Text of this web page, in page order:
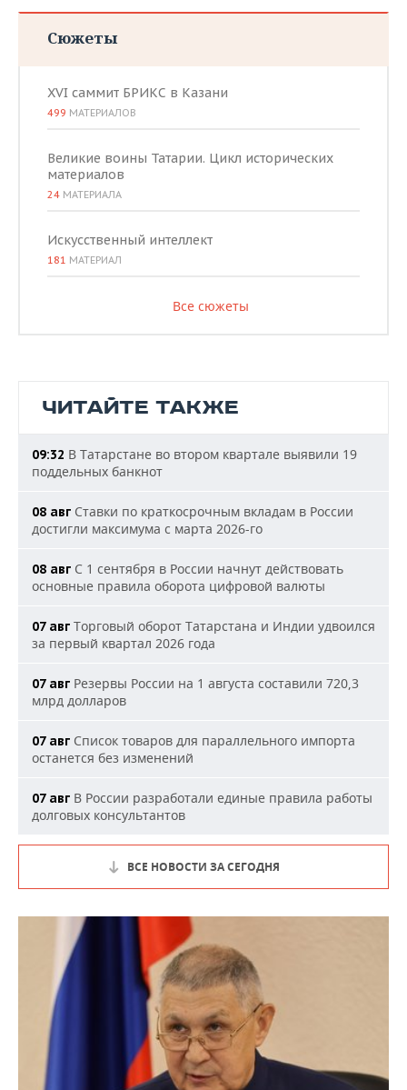
Сюжеты
XVI саммит БРИКС в Казани
499 МАТЕРИАЛОВ
Великие воины Татарии. Цикл исторических
материалов
24 МАТЕРИАЛА
Искусственный интеллект
181 МАТЕРИАЛ
Все сюжеты
ЧИТАЙТЕ ТАКЖЕ
09:32 В Татарстане во втором квартале выявили 19
поддельных банкнот
08 авг Ставки по краткосрочным вкладам в России
достигли максимума с марта 2026-го
08 авг С 1 сентября в России начнут действовать
основные правила оборота цифровой валюты
07 авг Торговый оборот Татарстана и Индии удвоился
за первый квартал 2026 года
07 авг Резервы России на 1 августа составили 720,3
млрд долларов
07 авг Список товаров для параллельного импорта
останется без изменений
07 авг В России разработали единые правила работы
долговых консультантов
ВСЕ НОВОСТИ ЗА СЕГОДНЯ